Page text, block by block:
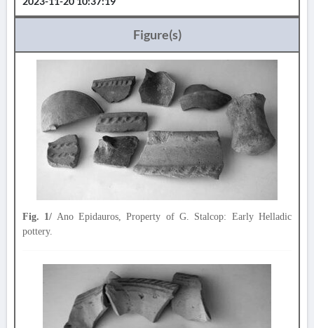
Figure(s)
Fig. 1/ Ano Epidauros, Property of G. Stalcop: Early Helladic
pottery.